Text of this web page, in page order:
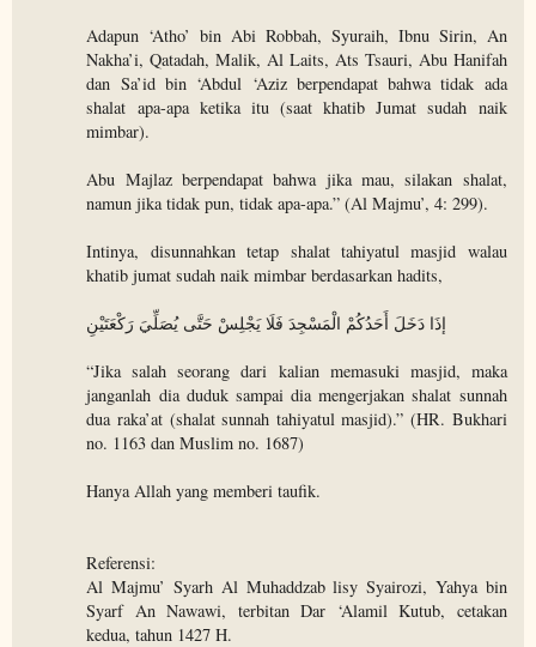
Adapun ‘Atho’ bin Abi Robbah, Syuraih, Ibnu Sirin, An
Nakha’i, Qatadah, Malik, Al Laits, Ats Tsauri, Abu Hanifah
dan Sa’id bin ‘Abdul ‘Aziz berpendapat bahwa tidak ada
shalat apa-apa ketika itu (saat khatib Jumat sudah naik
mimbar).
Abu Majlaz berpendapat bahwa jika mau, silakan shalat,
namun jika tidak pun, tidak apa-apa.” (Al Majmu’, 4: 299).
Intinya, disunnahkan tetap shalat tahiyatul masjid walau
khatib jumat sudah naik mimbar berdasarkan hadits,
إذَا دَخَلَ أَحَدُكُمْ الْمَسْجِدَ فَلَا يَجْلِسْ حَتَّى يُصَلِّيَ رَكْعَتَيْنِ
“Jika salah seorang dari kalian memasuki masjid, maka
janganlah dia duduk sampai dia mengerjakan shalat sunnah
dua raka’at (shalat sunnah tahiyatul masjid).” (HR. Bukhari
no. 1163 dan Muslim no. 1687)
Hanya Allah yang memberi taufik.
Referensi:
Al Majmu’ Syarh Al Muhaddzab lisy Syairozi, Yahya bin
Syarf An Nawawi, terbitan Dar ‘Alamil Kutub, cetakan
kedua, tahun 1427 H.